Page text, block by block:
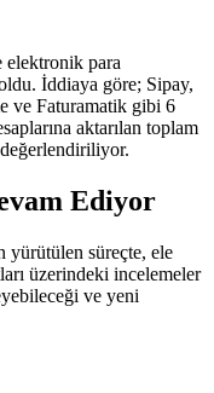
elektronik para
İddiaya göre; Sipay,
ve Faturamatik gibi 6
aktarılan toplam
Ediyor
yürütülen süreçte, ele
üzerindeki incelemeler
ve yeni